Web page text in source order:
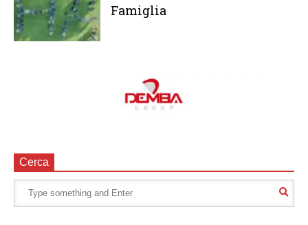
Famiglia
Cerca